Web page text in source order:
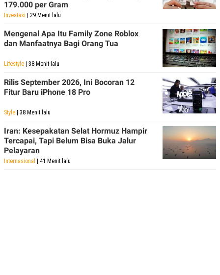
179.000 per Gram
Investasi | 29 Menit lalu
Mengenal Apa Itu Family Zone Roblox
dan Manfaatnya Bagi Orang Tua
Lifestyle | 38 Menit lalu
Rilis September 2026, Ini Bocoran 12
Fitur Baru iPhone 18 Pro
Style | 38 Menit lalu
Iran: Kesepakatan Selat Hormuz Hampir
Tercapai, Tapi Belum Bisa Buka Jalur
Pelayaran
Internasional | 41 Menit lalu